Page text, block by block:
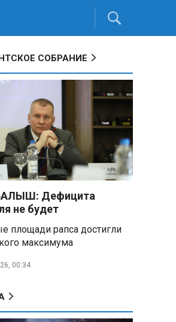
СОБРАНИЕ
Дефицита
не будет
площади рапса достигли
максимума
00:34